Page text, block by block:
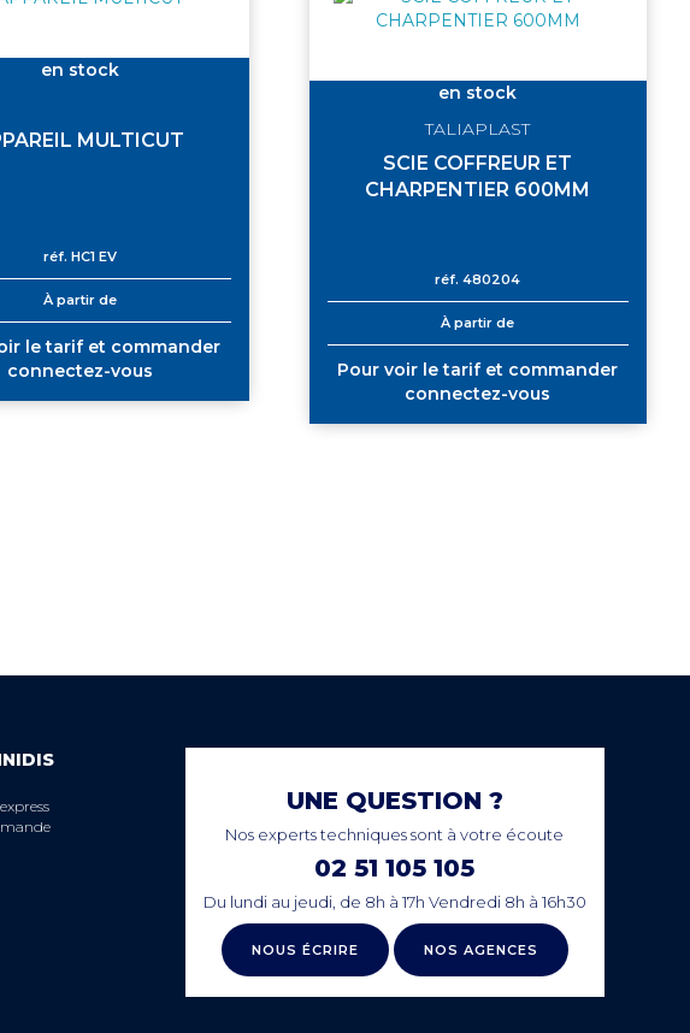
en stock
MULTICUT
réf. HC1 EV
À partir de
le tarif et commander
connectez-vous
en stock
TALIAPLAST
SCIE COFFREUR ET
CHARPENTIER 600MM
réf.480204
À partir de
Pour voir le tarif et commander
connectez-vous
UNE QUESTION ?
Nos experts techniques sont à votre écoute
02 51 105 105
Du lundi au jeudi, de 8h à 17h Vendredi 8h à 16h30
NOUS ÉCRIRE NOS AGENCES